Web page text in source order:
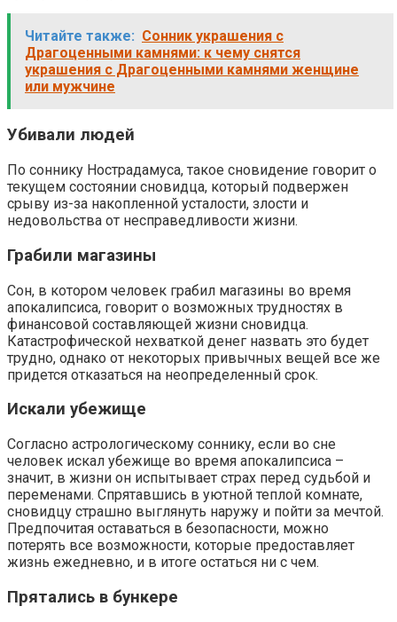
Читайте также: Сонник украшения с
Драгоценными камнями: к чему снятся
украшения с Драгоценными камнями женщине
или мужчине
Убивали людей
По соннику Нострадамуса, такое сновидение говорит о
текущем состоянии сновидца, который подвержен
срыву из-за накопленной усталости, злости и
недовольства от несправедливости жизни.
Грабили магазины
Сон, в котором человек грабил магазины во время
апокалипсиса, говорит о возможных трудностях в
финансовой составляющей жизни сновидца.
Катастрофической нехваткой денег назвать это будет
трудно, однако от некоторых привычных вещей все же
придется отказаться на неопределенный срок.
Искали убежище
Согласно астрологическому соннику, если во сне
человек искал убежище во время апокалипсиса –
значит, в жизни он испытывает страх перед судьбой и
переменами. Спрятавшись в уютной теплой комнате,
сновидцу страшно выглянуть наружу и пойти за мечтой.
Предпочитая оставаться в безопасности, можно
потерять все возможности, которые предоставляет
жизнь ежедневно, и в итоге остаться ни с чем.
Прятались в бункере